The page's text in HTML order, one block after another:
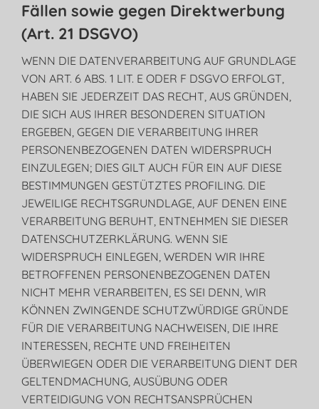
Fällen sowie gegen Direktwerbung
(Art. 21 DSGVO)
WENN DIE DATENVERARBEITUNG AUF GRUNDLAGE
VON ART. 6 ABS. 1 LIT. E ODER F DSGVO ERFOLGT,
HABEN SIE JEDERZEIT DAS RECHT, AUS GRÜNDEN,
DIE SICH AUS IHRER BESONDEREN SITUATION
ERGEBEN, GEGEN DIE VERARBEITUNG IHRER
PERSONENBEZOGENEN DATEN WIDERSPRUCH
EINZULEGEN; DIES GILT AUCH FÜR EIN AUF DIESE
BESTIMMUNGEN GESTÜTZTES PROFILING. DIE
JEWEILIGE RECHTSGRUNDLAGE, AUF DENEN EINE
VERARBEITUNG BERUHT, ENTNEHMEN SIE DIESER
DATENSCHUTZERKLÄRUNG. WENN SIE
WIDERSPRUCH EINLEGEN, WERDEN WIR IHRE
BETROFFENEN PERSONENBEZOGENEN DATEN
NICHT MEHR VERARBEITEN, ES SEI DENN, WIR
KÖNNEN ZWINGENDE SCHUTZWÜRDIGE GRÜNDE
FÜR DIE VERARBEITUNG NACHWEISEN, DIE IHRE
INTERESSEN, RECHTE UND FREIHEITEN
ÜBERWIEGEN ODER DIE VERARBEITUNG DIENT DER
GELTENDMACHUNG, AUSÜBUNG ODER
VERTEIDIGUNG VON RECHTSANSPRÜCHEN